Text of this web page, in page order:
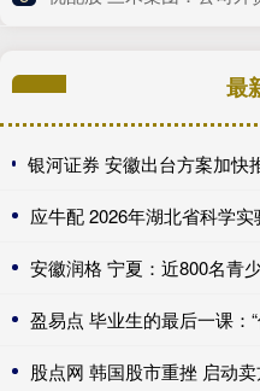
最
应牛配 2026年湖北省科学
安徽润格 宁夏：近800名青
盈易点 毕业生的最后一课：
股点网 韩国股市重挫 启动卖